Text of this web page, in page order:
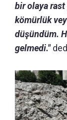
bir olaya rast
kömürlük
düşündüm.
gelmedi."